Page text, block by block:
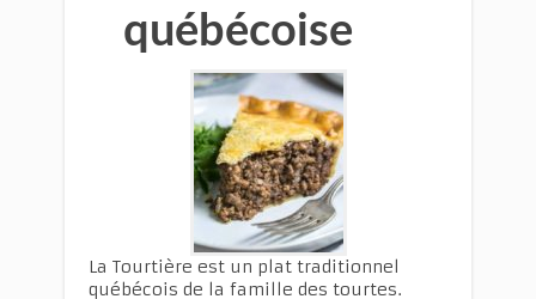
québécoise
La Tourtière est un plat traditionnel
québécois de la famille des tourtes.